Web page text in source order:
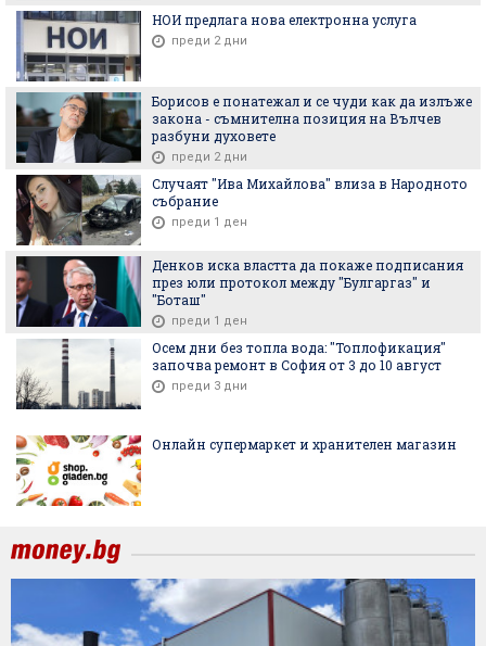
НОИ предлага нова електронна услуга
преди 2 дни
Борисов е понатежал и се чуди как да излъже
закона - съмнителна позиция на Вълчев
разбуни духовете
преди 2 дни
Случаят "Ива Михайлова" влиза в Народното
събрание
преди 1 ден
Денков иска властта да покаже подписания
през юли протокол между "Булгаргаз" и
"Боташ"
преди 1 ден
Осем дни без топла вода: "Топлофикация"
започва ремонт в София от 3 до 10 август
преди 3 дни
Онлайн супермаркет и хранителен магазин